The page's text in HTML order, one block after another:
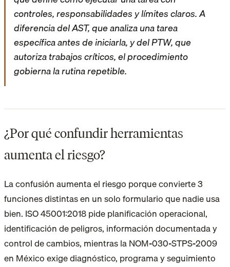
controles, responsabilidades y límites claros. A
diferencia del AST, que analiza una tarea
específica antes de iniciarla, y del PTW, que
autoriza trabajos críticos, el procedimiento
gobierna la rutina repetible.
¿Por qué confundir herramientas
aumenta el riesgo?
La confusión aumenta el riesgo porque convierte 3
funciones distintas en un solo formulario que nadie usa
bien. ISO 45001:2018 pide planificación operacional,
identificación de peligros, información documentada y
control de cambios, mientras la NOM-030-STPS-2009
en México exige diagnóstico, programa y seguimiento